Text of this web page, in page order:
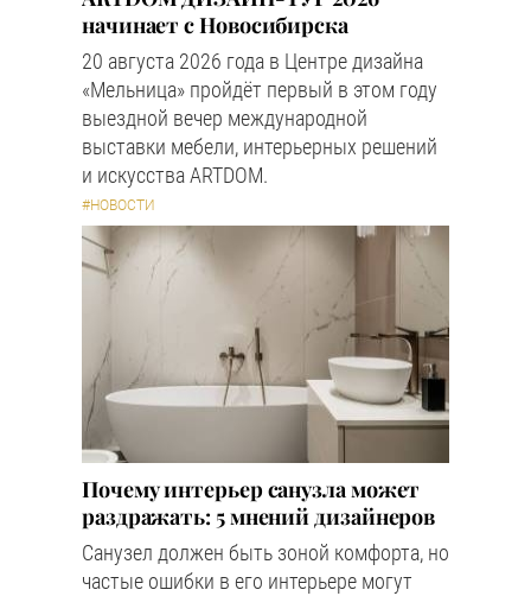
начинает с Новосибирска
20 августа 2026 года в Центре дизайна
«Мельница» пройдёт первый в этом году
выездной вечер международной
выставки мебели, интерьерных решений
и искусства ARTDOM.
#НОВОСТИ
Почему интерьер санузла может
раздражать: 5 мнений дизайнеров
Санузел должен быть зоной комфорта, но
частые ошибки в его интерьере могут